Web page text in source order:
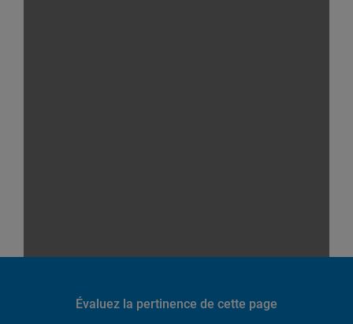
Évaluez la pertinence de cette page